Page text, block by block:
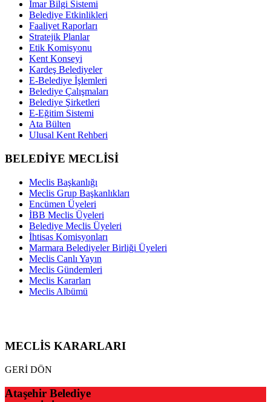
İmar Bilgi Sistemi
Belediye Etkinlikleri
Faaliyet Raporları
Stratejik Planlar
Etik Komisyonu
Kent Konseyi
Kardeş Belediyeler
E-Belediye İşlemleri
Belediye Çalışmaları
Belediye Şirketleri
E-Eğitim Sistemi
Ata Bülten
Ulusal Kent Rehberi
BELEDİYE MECLİSİ
Meclis Başkanlığı
Meclis Grup Başkanlıkları
Encümen Üyeleri
İBB Meclis Üyeleri
Belediye Meclis Üyeleri
İhtisas Komisyonları
Marmara Belediyeler Birliği Üyeleri
Meclis Canlı Yayın
Meclis Gündemleri
Meclis Kararları
Meclis Albümü
MECLİS KARARLARI
GERİ DÖN
Ataşehir Belediye